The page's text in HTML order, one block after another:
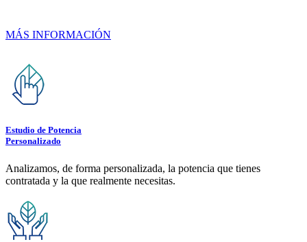
MÁS INFORMACIÓN
Estudio de Potencia
Personalizado
Analizamos, de forma personalizada, la potencia que tienes
contratada y la que realmente necesitas.